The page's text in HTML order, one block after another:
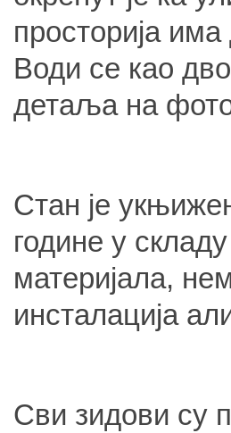
просторија
Води се као
детаља на
Стан је
године у
материјала,
инсталација
Сви зидови су